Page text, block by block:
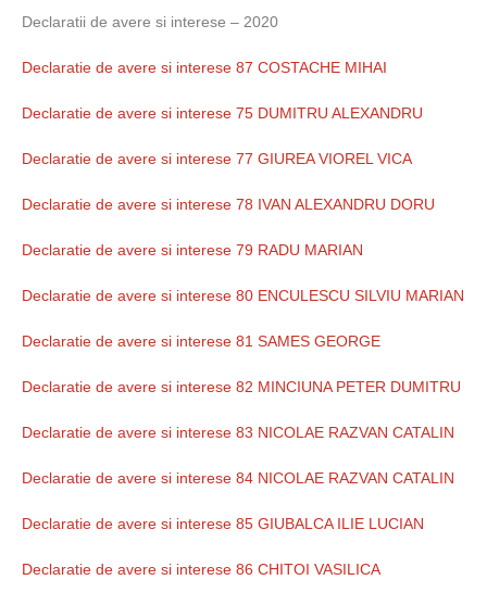
Declaratii de avere si interese – 2020
Declaratie de avere si interese 87 COSTACHE MIHAI
Declaratie de avere si interese 75 DUMITRU ALEXANDRU
Declaratie de avere si interese 77 GIUREA VIOREL VICA
Declaratie de avere si interese 78 IVAN ALEXANDRU DORU
Declaratie de avere si interese 79 RADU MARIAN
Declaratie de avere si interese 80 ENCULESCU SILVIU MARIAN
Declaratie de avere si interese 81 SAMES GEORGE
Declaratie de avere si interese 82 MINCIUNA PETER DUMITRU
Declaratie de avere si interese 83 NICOLAE RAZVAN CATALIN
Declaratie de avere si interese 84 NICOLAE RAZVAN CATALIN
Declaratie de avere si interese 85 GIUBALCA ILIE LUCIAN
Declaratie de avere si interese 86 CHITOI VASILICA